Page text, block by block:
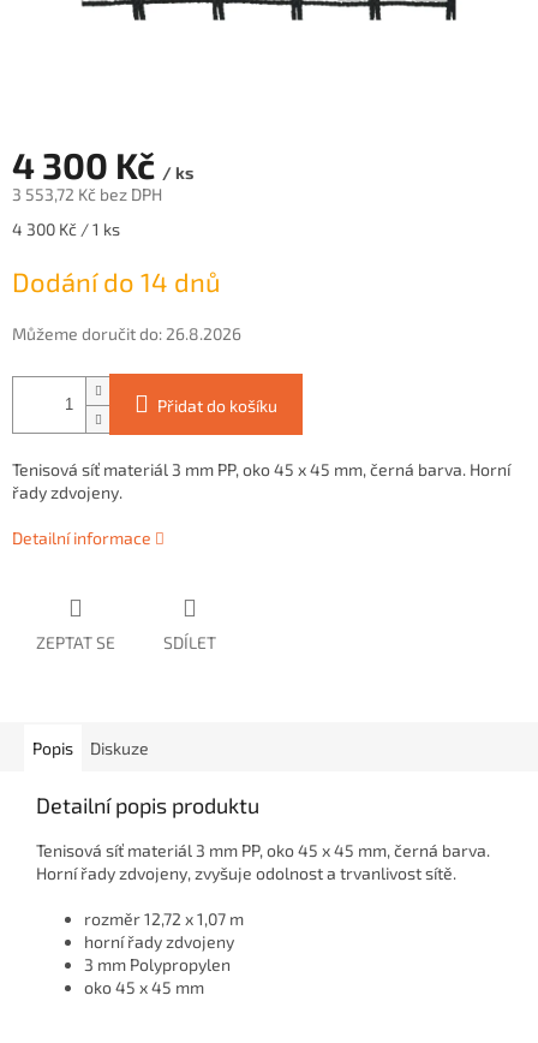
4 300 Kč / ks
3 553,72 Kč bez DPH
Měrná
4 300 Kč / 1 ks
Dodání do 14 dnů
Můžeme doručit do: 26.8.2026
Přidat do košíku
Tenisová síť materiál 3 mm PP, oko 45 x 45 mm, černá barva. Horní
řady zdvojeny.
Detailní informace
ZEPTAT SE SDÍLET
Popis Diskuze
Detailní popis produktu
Tenisová síť materiál 3 mm PP, oko 45 x 45 mm, černá barva.
Horní řady zdvojeny, zvyšuje odolnost a trvanlivost sítě.
rozměr 12,72 x 1,07 m
horní řady zdvojeny
3 mm Polypropylen
oko 45 x 45 mm